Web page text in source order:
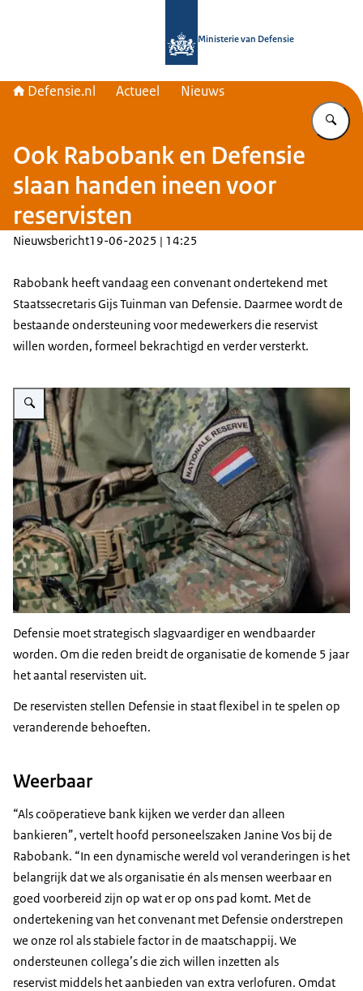
Ministerie van Defensie
Defensie.nl Actueel Nieuws
Ook Rabobank en Defensie
slaan handen ineen voor
reservisten
Nieuwsbericht19-06-2025 | 14:25
Rabobank heeft vandaag een convenant ondertekend met
Staatssecretaris Gijs Tuinman van Defensie. Daarmee wordt de
bestaande ondersteuning voor medewerkers die reservist
willen worden, formeel bekrachtigd en verder versterkt.
Vergroot afbeelding Reservist bij Defensie.
Defensie moet strategisch slagvaardiger en wendbaarder
worden. Om die reden breidt de organisatie de komende 5 jaar
het aantal reservisten uit.
De reservisten stellen Defensie in staat flexibel in te spelen op
veranderende behoeften.
Weerbaar
“Als coöperatieve bank kijken we verder dan alleen
bankieren”, vertelt hoofd personeelszaken Janine Vos bij de
Rabobank. “In een dynamische wereld vol veranderingen is het
belangrijk dat we als organisatie én als mensen weerbaar en
goed voorbereid zijn op wat er op ons pad komt. Met de
ondertekening van het convenant met Defensie onderstrepen
we onze rol als stabiele factor in de maatschappij. We
ondersteunen collega’s die zich willen inzetten als
reservist middels het aanbieden van extra verlofuren. Omdat